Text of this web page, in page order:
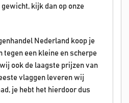
kijk dan op onze
Nederland koop je
tegen een kleine en scherpe
ook de laagste prijzen van
vlaggen leveren wij
je hebt het hierdoor dus